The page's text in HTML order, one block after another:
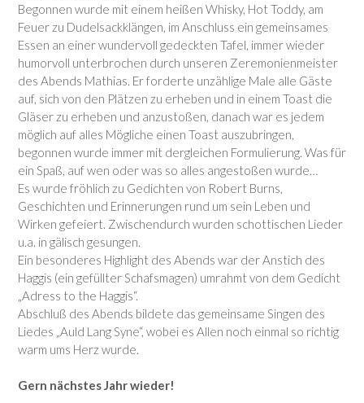
Begonnen wurde mit einem heißen Whisky, Hot Toddy, am
Feuer zu Dudelsackklängen, im Anschluss ein gemeinsames
Essen an einer wundervoll gedeckten Tafel, immer wieder
humorvoll unterbrochen durch unseren Zeremonienmeister
des Abends Mathias. Er forderte unzählige Male alle Gäste
auf, sich von den Plätzen zu erheben und in einem Toast die
Gläser zu erheben und anzustoßen, danach war es jedem
möglich auf alles Mögliche einen Toast auszubringen,
begonnen wurde immer mit dergleichen Formulierung. Was für
ein Spaß, auf wen oder was so alles angestoßen wurde…
Es wurde fröhlich zu Gedichten von Robert Burns,
Geschichten und Erinnerungen rund um sein Leben und
Wirken gefeiert. Zwischendurch wurden schottischen Lieder
u.a. in gälisch gesungen.
Ein besonderes Highlight des Abends war der Anstich des
Haggis (ein gefüllter Schafsmagen) umrahmt von dem Gedicht
„Adress to the Haggis“.
Abschluß des Abends bildete das gemeinsame Singen des
Liedes „Auld Lang Syne“, wobei es Allen noch einmal so richtig
warm ums Herz wurde.
Gern nächstes Jahr wieder!